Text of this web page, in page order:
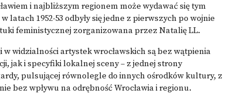
i najbliższym regionem może wydawać się tym
1952-53 odbyły się jedne z pierwszych po wojnie
feministycznej zorganizowana przez Natalię LL.
widzialności artystek wrocławskich są bez wątpienia
jak i specyfiki lokalnej sceny – z jednej strony
pulsującej równolegle do innych ośrodków kultury, z
bez wpływu na odrębność Wrocławia i regionu.